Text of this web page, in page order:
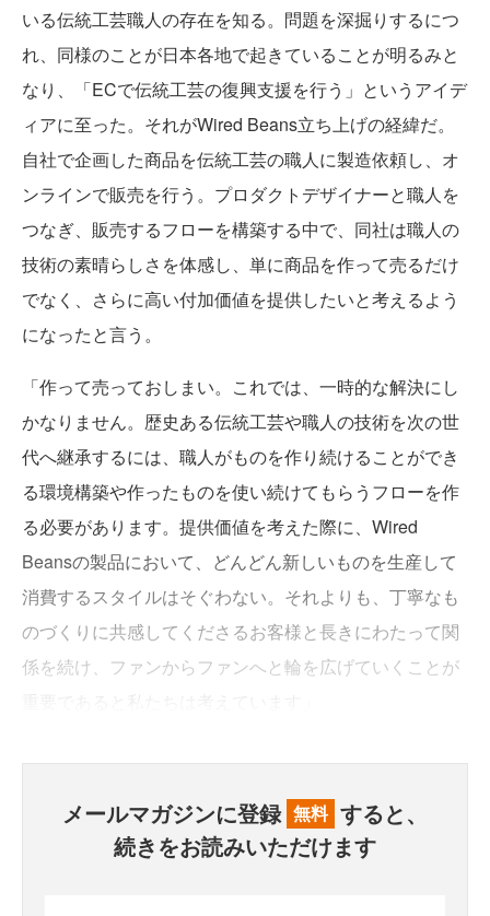
いる伝統工芸職人の存在を知る。問題を深掘りするにつ
れ、同様のことが日本各地で起きていることが明るみと
なり、「ECで伝統工芸の復興支援を行う」というアイデ
ィアに至った。それがWired Beans立ち上げの経緯だ。
自社で企画した商品を伝統工芸の職人に製造依頼し、オ
ンラインで販売を行う。プロダクトデザイナーと職人を
つなぎ、販売するフローを構築する中で、同社は職人の
技術の素晴らしさを体感し、単に商品を作って売るだけ
でなく、さらに高い付加価値を提供したいと考えるよう
になったと言う。
「作って売っておしまい。これでは、一時的な解決にし
かなりません。歴史ある伝統工芸や職人の技術を次の世
代へ継承するには、職人がものを作り続けることができ
る環境構築や作ったものを使い続けてもらうフローを作
る必要があります。提供価値を考えた際に、Wired
Beansの製品において、どんどん新しいものを生産して
消費するスタイルはそぐわない。それよりも、丁寧なも
のづくりに共感してくださるお客様と長きにわたって関
係を続け、ファンからファンへと輪を広げていくことが
メールマガジンに登録 無料 すると、
続きをお読みいただけます